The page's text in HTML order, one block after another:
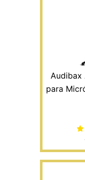
Audibax
para
con
con